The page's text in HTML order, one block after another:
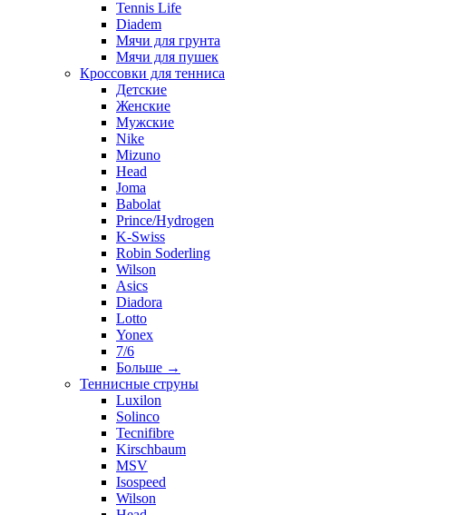
Tennis Life
Diadem
Мячи для грунта
Мячи для пушек
Кроссовки для тенниса
Детские
Женские
Мужские
Nike
Mizuno
Head
Joma
Babolat
Prince/Hydrogen
K-Swiss
Robin Soderling
Wilson
Asics
Diadora
Lotto
Yonex
7/6
Больше →
Теннисные струны
Luxilon
Solinco
Tecnifibre
Kirschbaum
MSV
Isospeed
Wilson